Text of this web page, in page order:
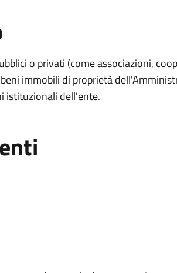
o privati (come associazioni,
immobili di proprietà
istituzionali dell'ente.